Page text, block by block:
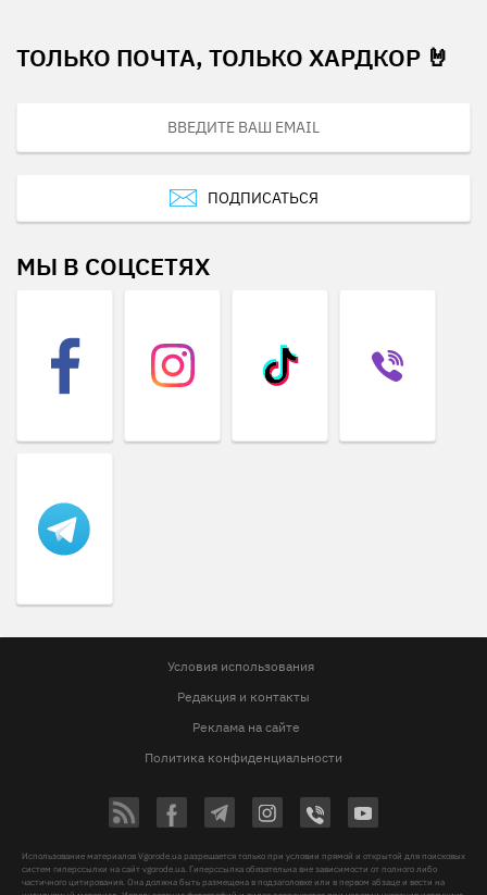
ТОЛЬКО ПОЧТА, ТОЛЬКО ХАРДКОР 🤘
ПОДПИСАТЬСЯ
МЫ В СОЦСЕТЯХ
Условия использования
Редакция и контакты
Реклама на сайте
Политика конфиденциальности
Использование материалов Vgorode.ua разрешается только при условии прямой и открытой для поисковых
систем гиперссылки на сайт vgorode.ua. Гиперссылка обязательна вне зависимости от полного либо
частичного цитирования. Она должна быть размещена в подзаголовке или в первом абзаце и вести на